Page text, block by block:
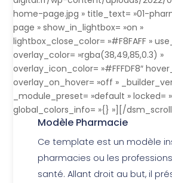
home-page.jpg » title_text= »01-
page » show_in_lightbox= »on »
lightbox_close_color= »#F8FAFF »
overlay_color= »rgba(38,49,85,0.3) »
overlay_icon_color= »#FFFDF8″
overlay_on_hover= »off »
_module_preset= »default » locked=
global_colors_info= »{} »][/
Modèle Pharmacie
Ce template est un modèle
pharmacies ou les
santé. Allant droit au but, il